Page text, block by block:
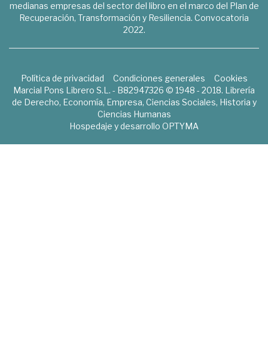
medianas empresas del sector del libro en el marco del Plan de
Recuperación, Transformación y Resiliencia. Convocatoria
2022.
Política de privacidad Condiciones generales
Cookies
Marcial Pons Librero S.L. - B82947326 © 1948 - 2018. Librería
de Derecho, Economía, Empresa, Ciencias Sociales, Historia y
Ciencias Humanas
Hospedaje y desarrollo OPTYMA